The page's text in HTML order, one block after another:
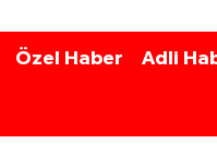
Özel Haber Adli